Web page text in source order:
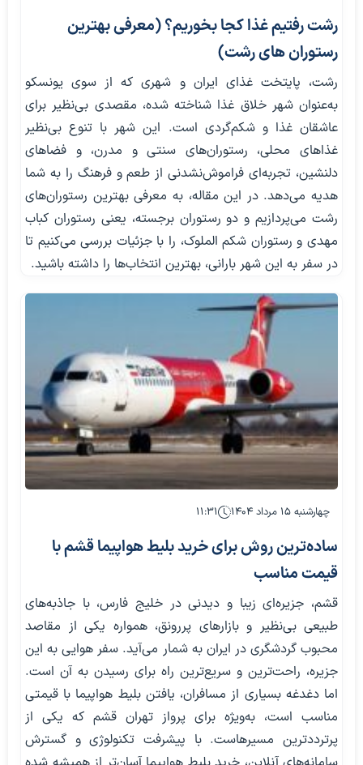
رشت رفتیم غذا کجا بخوریم؟ (معرفی بهترین
رستوران های رشت)
رشت، پایتخت غذای ایران و شهری که از سوی یونسکو
به‌عنوان شهر خلاق غذا شناخته شده، مقصدی بی‌نظیر برای
عاشقان غذا و شکم‌گردی است. این شهر با تنوع بی‌نظیر
غذاهای محلی، رستوران‌های سنتی و مدرن، و فضاهای
دلنشین، تجربه‌ای فراموش‌نشدنی از طعم و فرهنگ را به شما
هدیه می‌دهد. در این مقاله، به معرفی بهترین رستوران‌های
رشت می‌پردازیم و دو رستوران برجسته، یعنی رستوران کباب
مهدی و رستوران شکم الملوک، را با جزئیات بررسی می‌کنیم تا
در سفر به این شهر بارانی، بهترین انتخاب‌ها را داشته باشید.
چهارشنبه ۱۵ مرداد ۱۴۰۴ ۱۱:۳۱
ساده‌ترین روش برای خرید بلیط هواپیما قشم با
قیمت مناسب
قشم، جزیره‌ای زیبا و دیدنی در خلیج فارس، با جاذبه‌های
طبیعی بی‌نظیر و بازارهای پررونق، همواره یکی از مقاصد
محبوب گردشگری در ایران به شمار می‌آید. سفر هوایی به این
جزیره، راحت‌ترین و سریع‌ترین راه برای رسیدن به آن است.
اما دغدغه بسیاری از مسافران، یافتن بلیط هواپیما با قیمتی
مناسب است، به‌ویژه برای پرواز تهران قشم که یکی از
پرترددترین مسیرهاست. با پیشرفت تکنولوژی و گسترش